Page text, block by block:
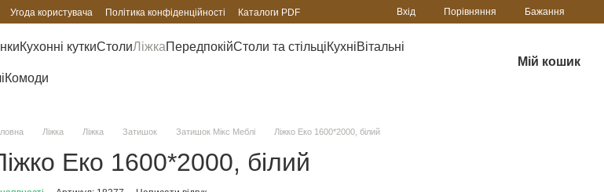
Угода користувача Політика конфіденційності Каталоги PDF Вхід Порівняння Бажання
Кухонні куткиСтолиЛіжкаПередпокійСтоли та стільціКухніВітальні
Комоди
Мій кошик
Ліжка Ліжка Затишок Затишок Мікс Меблі Ліжко Еко 1600*2000, білий
Еко 1600*2000, білий